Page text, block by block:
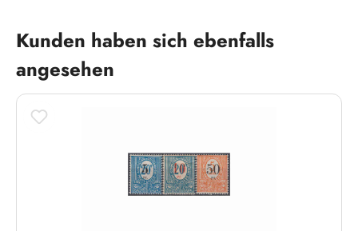
Produktgalerie überspringen
Kunden haben sich ebenfalls
angesehen